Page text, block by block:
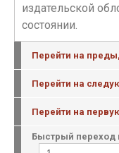
издательской
состоянии.
Перейти на
Перейти на
Перейти на
Быстрый переход